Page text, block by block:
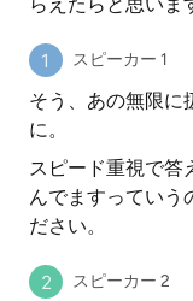
スピーカー 1
そう、あの無限に
に。
スピード重視で答
んでますっていう
ださい。
スピーカー 2